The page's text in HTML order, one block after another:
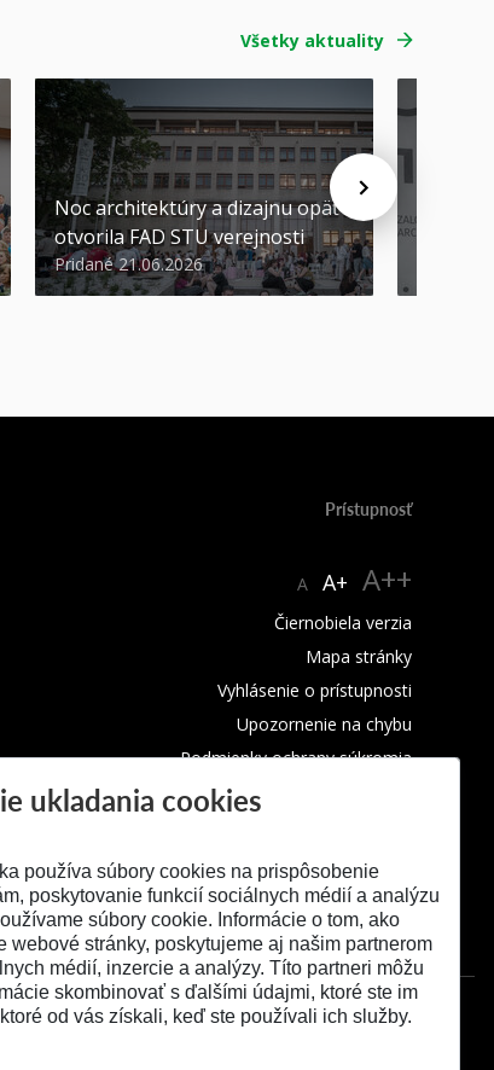
Všetky aktuality
Noc architektúry a dizajnu opäť
otvorila FAD STU verejnosti
Pridané 21.06.2026
Prístupnosť
A A+ A++
Čiernobiela verzia
Mapa stránky
Vyhlásenie o prístupnosti
Upozornenie na chybu
Podmienky ochrany súkromia
ukladania cookies
používa súbory cookies na prispôsobenie
poskytovanie funkcií sociálnych médií a analýzu
súbory cookie. Informácie o tom, ako
webové stránky, poskytujeme aj našim partnerom
médií, inzercie a analýzy. Títo partneri môžu
skombinovať s ďalšími údajmi, ktoré ste im
od vás získali, keď ste používali ich služby.